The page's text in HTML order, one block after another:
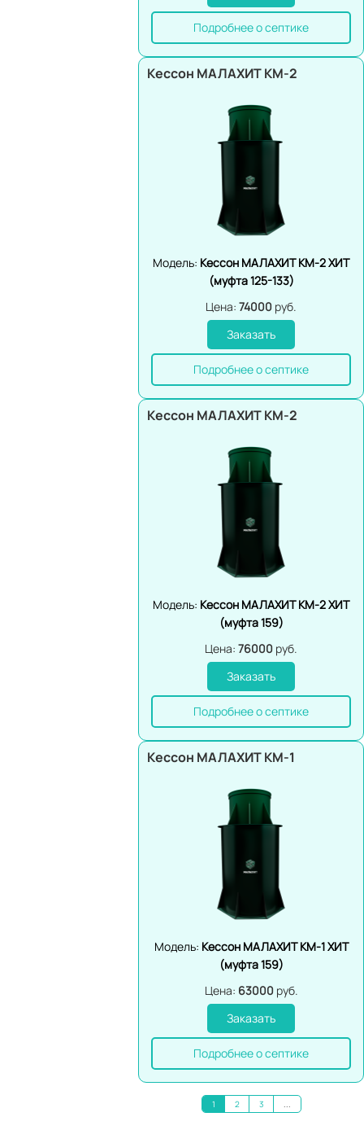
Подробнее о септике
Кессон МАЛАХИТ КМ-2
Модель: Кессон МАЛАХИТ КМ-2 ХИТ
(муфта 125-133)
Цена: 74000 руб.
Заказать
Подробнее о септике
Кессон МАЛАХИТ КМ-2
Модель: Кессон МАЛАХИТ КМ-2 ХИТ
(муфта 159)
Цена: 76000 руб.
Заказать
Подробнее о септике
Кессон МАЛАХИТ КМ-1
Модель: Кессон МАЛАХИТ КМ-1 ХИТ
(муфта 159)
Цена: 63000 руб.
Заказать
Подробнее о септике
1 2 3 ...